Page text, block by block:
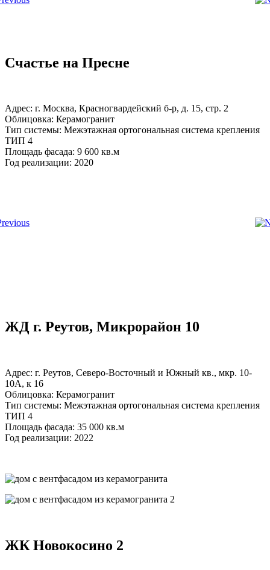
Счастье на Пресне
Адрес: г. Москва, Красногвардейский б-р, д. 15, стр. 2
Облицовка: Керамогранит
Тип системы: Межэтажная ортогональная система крепления
ТИП 4
Площадь фасада: 9 600 кв.м
Год реализации: 2020
ЖД г. Реутов, Микрорайон 10
Адрес: г. Реутов, Северо-Восточный и Южный кв., мкр. 10-
10А, к 16
Облицовка: Керамогранит
Тип системы: Межэтажная ортогональная система крепления
ТИП 4
Площадь фасада: 35 000 кв.м
Год реализации: 2022
ЖК Новокосино 2